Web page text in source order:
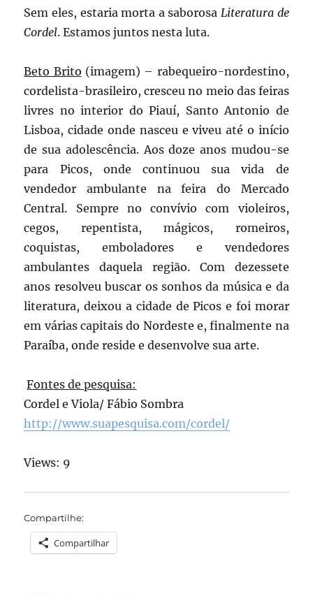
Sem eles, estaria morta a saborosa Literatura de
Cordel. Estamos juntos nesta luta.
Beto Brito (imagem) – rabequeiro-nordestino,
cordelista-brasileiro, cresceu no meio das feiras
livres no interior do Piauí, Santo Antonio de
Lisboa, cidade onde nasceu e viveu até o início
de sua adolescência. Aos doze anos mudou-se
para Picos, onde continuou sua vida de
vendedor ambulante na feira do Mercado
Central. Sempre no convívio com violeiros,
cegos, repentista, mágicos, romeiros,
coquistas, emboladores e vendedores
ambulantes daquela região. Com dezessete
anos resolveu buscar os sonhos da música e da
literatura, deixou a cidade de Picos e foi morar
em várias capitais do Nordeste e, finalmente na
Paraíba, onde reside e desenvolve sua arte.
Fontes de pesquisa:
Cordel e Viola/ Fábio Sombra
http://www.suapesquisa.com/cordel/
Views: 9
Compartilhe:
Compartilhar